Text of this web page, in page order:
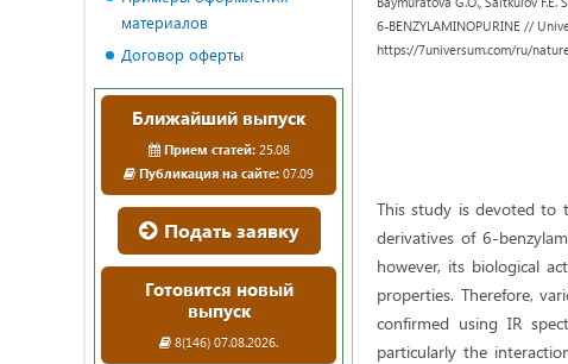
6-BENZYLAMINOPURINE //
https://7universum.com/ru/
This study is devoted to
derivatives of 6-
however, its biological
properties. Therefore,
confirmed using IR
particularly the
материалов
Договор оферты
Ближайший выпуск
Прием статей:25.08
Публикация на сайте: 07.09
Подать заявку
Готовится новый
выпуск
8(146) 07.08.2026.